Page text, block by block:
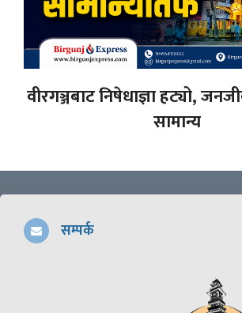
वीरगञ्जबाट निषेधाज्ञा हट्यो,
सामान्य
सम्पर्क